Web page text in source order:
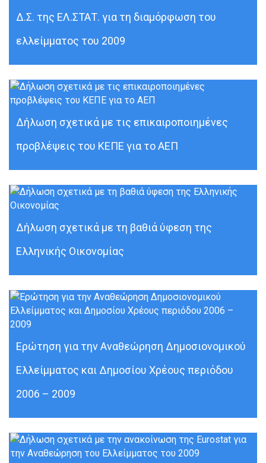
Δ.Σ. της ΕΛ.ΣΤΑΤ. για τη διαμόρφωση του
ελλείμματος του 2009
Δήλωση σχετικά με τις επικαιροποιημένες
προβλέψεις του ΚΕΠΕ για το ΑΕΠ
Δήλωση σχετικά με τη βαθιά ύφεση της
Ελληνικής Οικονομίας
Ερώτηση για την Αναθεώρηση Δημοσιονομικού
Ελλείμματος και Δημοσίου Χρέους περιόδου
2006 – 2009